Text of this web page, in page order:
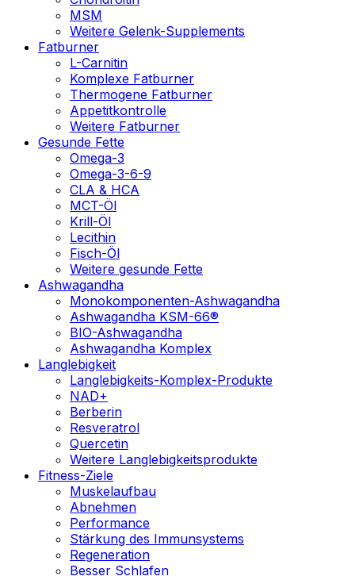
MSM
Weitere Gelenk-Supplements
Fatburner
L-Carnitin
Komplexe Fatburner
Thermogene Fatburner
Appetitkontrolle
Weitere Fatburner
Gesunde Fette
Omega-3
Omega-3-6-9
CLA & HCA
MCT-Öl
Krill-Öl
Lecithin
Fisch-Öl
Weitere gesunde Fette
Ashwagandha
Monokomponenten-Ashwagandha
Ashwagandha KSM-66®
BIO-Ashwagandha
Ashwagandha Komplex
Langlebigkeit
Langlebigkeits-Komplex-Produkte
NAD+
Berberin
Resveratrol
Quercetin
Weitere Langlebigkeitsprodukte
Fitness-Ziele
Muskelaufbau
Abnehmen
Performance
Stärkung des Immunsystems
Regeneration
Besser Schlafen